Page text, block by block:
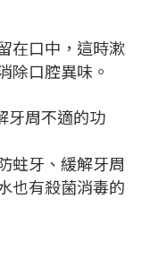
在口中，這時漱
除口腔異味。
牙周不適的功
蛀牙、緩解牙周
也有殺菌消毒的